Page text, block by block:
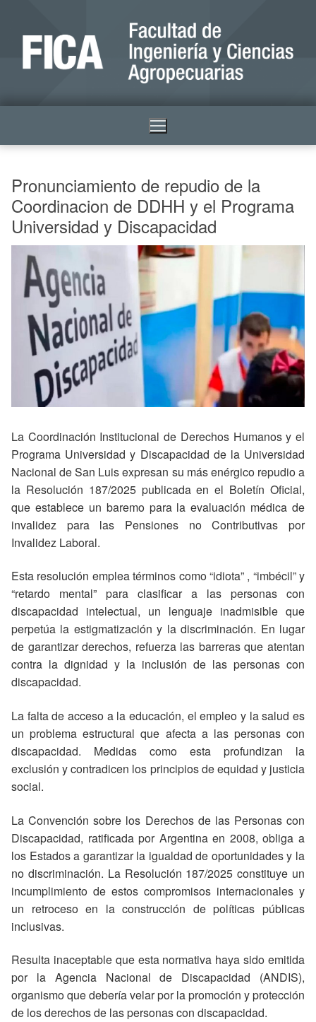
Pronunciamiento de repudio de la
Coordinacion de DDHH y el Programa
Universidad y Discapacidad
La Coordinación Institucional de Derechos Humanos y el
Programa Universidad y Discapacidad de la Universidad
Nacional de San Luis expresan su más enérgico repudio a
la Resolución 187/2025 publicada en el Boletín Oficial,
que establece un baremo para la evaluación médica de
invalidez para las Pensiones no Contributivas por
Invalidez Laboral.
Esta resolución emplea términos como “idiota” , “imbécil” y
“retardo mental” para clasificar a las personas con
discapacidad intelectual, un lenguaje inadmisible que
perpetúa la estigmatización y la discriminación. En lugar
de garantizar derechos, refuerza las barreras que atentan
contra la dignidad y la inclusión de las personas con
discapacidad.
La falta de acceso a la educación, el empleo y la salud es
un problema estructural que afecta a las personas con
discapacidad. Medidas como esta profundizan la
exclusión y contradicen los principios de equidad y justicia
social.
La Convención sobre los Derechos de las Personas con
Discapacidad, ratificada por Argentina en 2008, obliga a
los Estados a garantizar la igualdad de oportunidades y la
no discriminación. La Resolución 187/2025 constituye un
incumplimiento de estos compromisos internacionales y
un retroceso en la construcción de políticas públicas
inclusivas.
Resulta inaceptable que esta normativa haya sido emitida
por la Agencia Nacional de Discapacidad (ANDIS),
organismo que debería velar por la promoción y protección
de los derechos de las personas con discapacidad.